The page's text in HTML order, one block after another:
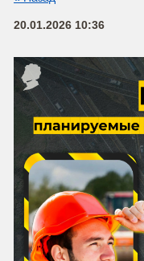
20.01.2026 10:36